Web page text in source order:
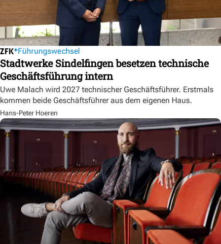
Führungswechsel
Stadtwerke Sindelfingen besetzen technische
Geschäftsführung intern
Uwe Malach wird 2027 technischer Geschäftsführer. Erstmals
kommen beide Geschäftsführer aus dem eigenen Haus.
Hans-Peter Hoeren